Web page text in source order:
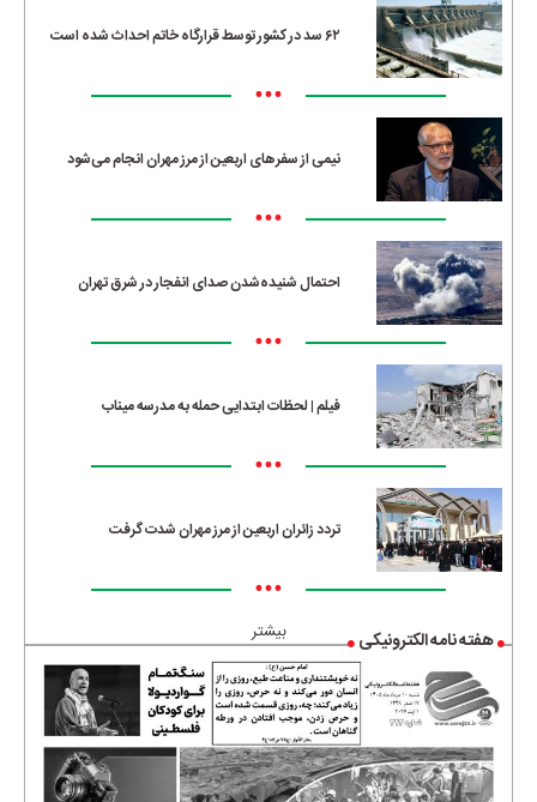
۶۲ سد در کشور توسط قرارگاه خاتم احداث شده است
•••
نیمی از سفرهای اربعین از مرز مهران انجام می‌شود
•••
احتمال شنیده‌شدن صدای انفجار در شرق تهران
•••
فیلم | لحظات ابتدایی حمله به مدرسه میناب
•••
تردد زائران اربعین از مرز مهران شدت گرفت
•••
بیشتر هفته نامه الکترونیکی